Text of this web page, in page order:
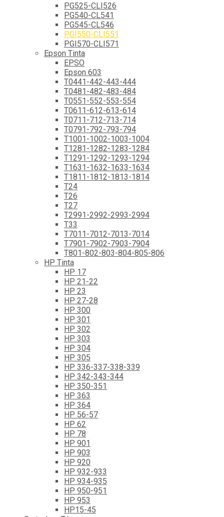
PG525-CLI526
PG540-CL541
PG545-CL546
PGI550-CLI551
PGI570-CLI571
Epson Tinta
EPSO
Epson 603
T0441-442-443-444
T0481-482-483-484
T0551-552-553-554
T0611-612-613-614
T0711-712-713-714
T0791-792-793-794
T1001-1002-1003-1004
T1281-1282-1283-1284
T1291-1292-1293-1294
T1631-1632-1633-1634
T1811-1812-1813-1814
T24
T26
T27
T2991-2992-2993-2994
T33
T7011-7012-7013-7014
T7901-7902-7903-7904
T801-802-803-804-805-806
HP Tinta
HP 17
HP 21-22
HP 23
HP 27-28
HP 300
HP 301
HP 302
HP 303
HP 304
HP 305
HP 336-337-338-339
HP 342-343-344
HP 350-351
HP 363
HP 364
HP 56-57
HP 62
HP 78
HP 901
HP 903
HP 920
HP 932-933
HP 934-935
HP 950-951
HP 953
HP15-45